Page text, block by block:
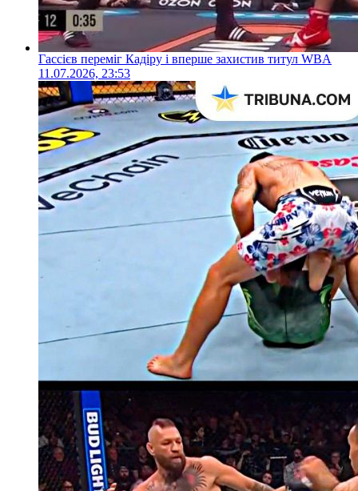
Гассієв переміг Кадіру і вперше захистив титул WBA
11.07.2026, 23:53